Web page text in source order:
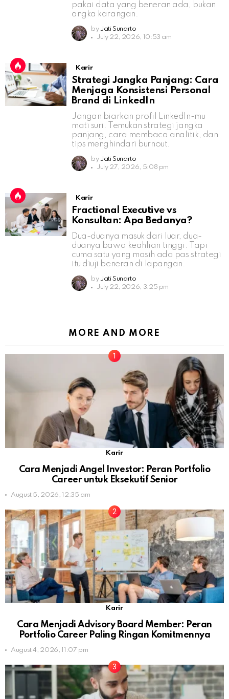
pakai data yang beneran ada, bukan
angka karangan.
by Jati Sunarto
July 22, 2026, 10:53 am
Karir
Strategi Jangka Panjang: Cara
Menjaga Konsistensi Personal
Brand di LinkedIn
Jangan biarkan profil LinkedIn-mu
mati suri. Temukan strategi jangka
panjang, cara membaca analitik, dan
tips menghindari burnout.
by Jati Sunarto
July 27, 2026, 5:08 pm
Karir
Fractional Executive vs
Konsultan: Apa Bedanya?
Dua-duanya masuk dari luar, dua-
duanya bawa keahlian tinggi. Tapi
cuma satu yang masih ada pas strategi
itu diuji beneran di lapangan.
by Jati Sunarto
July 22, 2026, 3:25 pm
MORE AND MORE
Karir
Cara Menjadi Angel Investor: Peran Portfolio
Career untuk Eksekutif Senior
August 5, 2026, 12:35 am
Karir
Cara Menjadi Advisory Board Member: Peran
Portfolio Career Paling Ringan Komitmennya
August 4, 2026, 11:07 pm